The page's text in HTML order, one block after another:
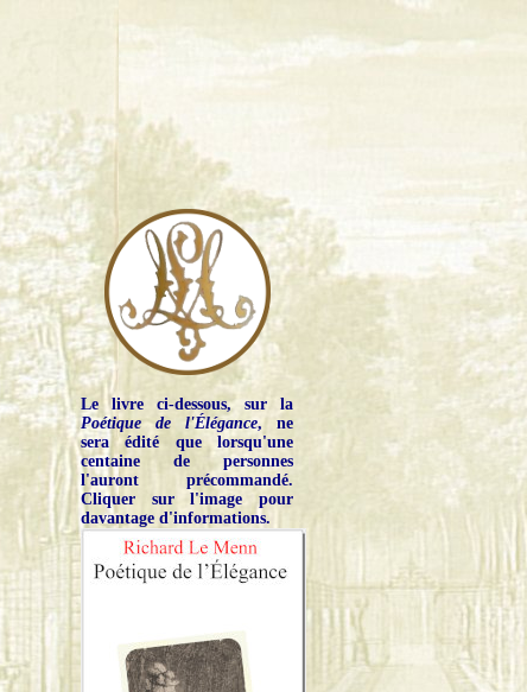
Le livre ci-dessous, sur la
Poétique de l'Élégance, ne
sera édité que lorsqu'une
centaine de personnes
l'auront précommandé.
Cliquer sur l'image pour
davantage d'informations.